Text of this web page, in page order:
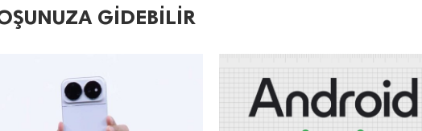
GIDEBILIR